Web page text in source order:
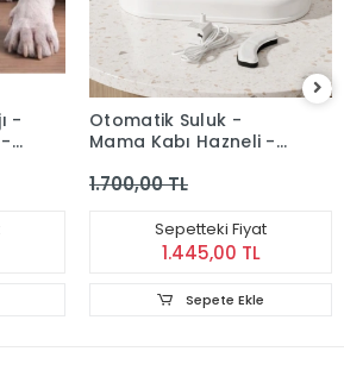
-
Otomatik Suluk -
Mama Kabı Hazneli -
1.700,00 TL
Sepetteki Fiyat
1.445,00 TL
Sepete Ekle